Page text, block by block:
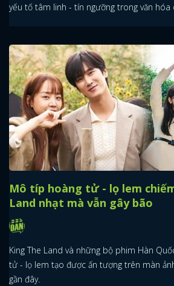
yếu tố tâm linh - tín ngưỡng trong văn hóa
Mô típ hoàng tử - lọ lem
Land nhạt mà vẫn gây bão
King The Land và những bộ phim Hàn
tử - lọ lem tạo được ấn tượng trên màn
gần đây.